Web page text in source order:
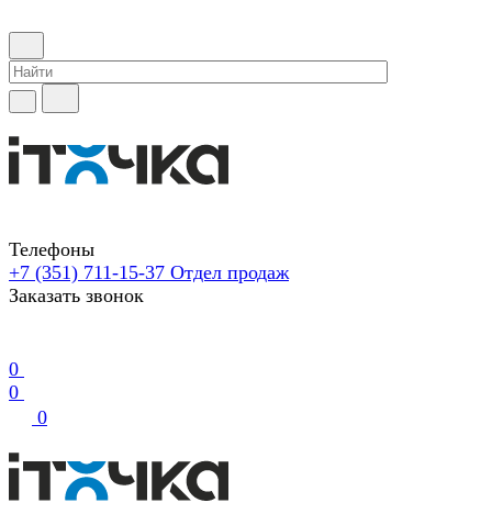
Телефоны
+7 (351) 711-15-37 Отдел продаж
Заказать звонок
0
0
0